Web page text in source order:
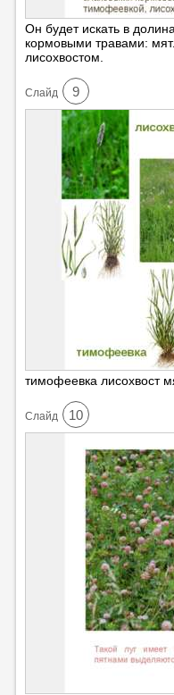
Он будет искать в
кормовыми травами:
лисохвостом.
Cлайд 9
тимофеевка лисохвост
Cлайд 10